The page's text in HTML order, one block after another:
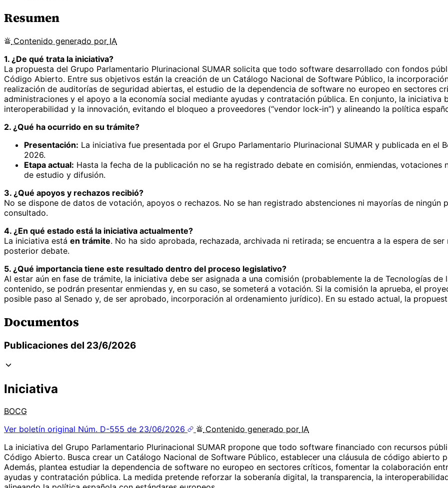
Resumen
Contenido generado por IA
1. ¿De qué trata la iniciativa?
La propuesta del Grupo Parlamentario Plurinacional SUMAR solicita que todo software desarrollado con fondos
Código Abierto. Entre sus objetivos están la creación de un Catálogo Nacional de Software Público, la
realización de auditorías de seguridad abiertas, el estudio de la dependencia de software no europeo en sectores
administraciones y el apoyo a la economía social mediante ayudas y contratación pública. En conjunto, la iniciativa
interoperabilidad y la innovación, evitando el bloqueo a proveedores (“vendor lock‑in”) y alineando la política
2. ¿Qué ha ocurrido en su trámite?
Presentación: La iniciativa fue presentada por el Grupo Parlamentario Plurinacional SUMAR y publicada en el
2026.
Etapa actual: Hasta la fecha de la publicación no se ha registrado debate en comisión, enmiendas,
de estudio y difusión.
3. ¿Qué apoyos y rechazos recibió?
No se dispone de datos de votación, apoyos o rechazos. No se han registrado abstenciones ni mayorías de
consultado.
4. ¿En qué estado está la iniciativa actualmente?
La iniciativa está en trámite. No ha sido aprobada, rechazada, archivada ni retirada; se encuentra a la espera de
posterior debate.
5. ¿Qué importancia tiene este resultado dentro del proceso legislativo?
Al estar aún en fase de trámite, la iniciativa debe ser asignada a una comisión (probablemente la de Tecnologías
contenido, se podrán presentar enmiendas y, en su caso, se someterá a votación. Si la comisión la aprueba, el
posible paso al Senado y, de ser aprobado, incorporación al ordenamiento jurídico). En su estado actual, la
Documentos
Publicaciones del 23/6/2026
Iniciativa
BOCG
Ver boletín original Núm. D-555 de 23/06/2026 Contenido generado por IA
La iniciativa del Grupo Parlamentario Plurinacional SUMAR propone que todo software financiado con recursos
Código Abierto. Busca crear un Catálogo Nacional de Software Público, establecer una cláusula de código abierto
Además, plantea estudiar la dependencia de software no europeo en sectores críticos, fomentar la colaboración
ayudas y contratación pública. La medida pretende reforzar la soberanía digital, la transparencia, la